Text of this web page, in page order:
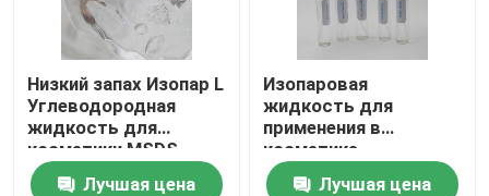
Низкий запах Изопар L
Углеводородная
жидкость для
косметики MSDS
Доступен
Лучшая цена
Изопаровая
жидкость для
применения в
косметике
Лучшая цена